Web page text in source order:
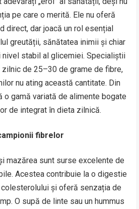
pe care o merită. Ele nu oferă
direct, dar joacă un rol esențial
greutății, sănătatea inimii și chiar
nivel stabil al glicemiei. Specialiștii
zilnic de 25–30 de grame de fibre,
nu ating această cantitate. Din
o gamă variată de alimente bogate
de integrat în dieta zilnică.
fibrelor
mazărea sunt surse excelente de
Acestea contribuie la o digestie
și oferă senzația de
O supă de linte sau un hummus